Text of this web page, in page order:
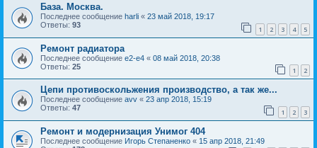
База. Москва.
Последнее сообщение harli « 23 май 2018, 19:17
Ответы: 93 1 2 3 4 5
Ремонт радиатора
Последнее сообщение e2-e4 « 08 май 2018, 20:38
Ответы: 25 1 2
Цепи противоскольжения производство, а так же...
Последнее сообщение avv « 23 апр 2018, 15:19
Ответы: 47 1 2 3
Ремонт и модернизация Унимог 404
Последнее сообщение Игорь Степаненко « 15 апр 2018, 21:49